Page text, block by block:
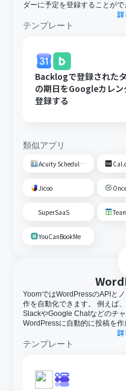
ダーに予定を登録することがで
詳
テンプレート
Backlogで登録された
の期日をGoogleカレン
登録する
類似アプリ
Acuity Scheduling
Jicoo
SuperSaaS
YouCanBookMe
YoomではWordPressのAPIと
作を自動化できます。 例えば
SlackやGoogle Chatなどのチ
WordPressに自動的に投稿を作
詳
テンプレート